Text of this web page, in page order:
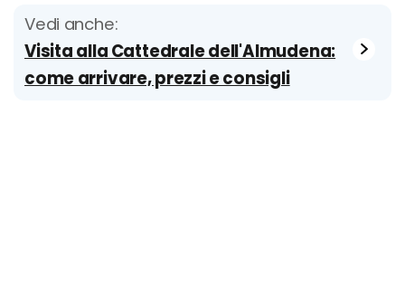
Vedi anche:
Visita alla Cattedrale dell'Almudena:
come arrivare, prezzi e consigli